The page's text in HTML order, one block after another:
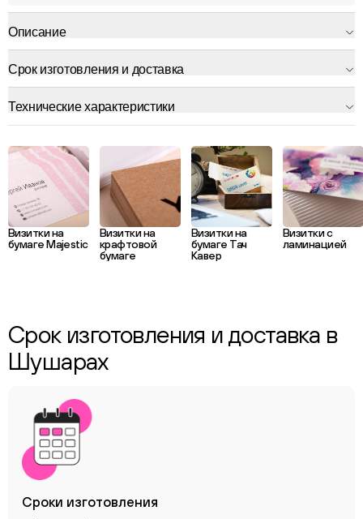
Описание
Срок изготовления и доставка
Технические характеристики
Визитки на
бумаге Majestic
Визитки на
крафтовой
бумаге
Визитки на
бумаге Тач
Кавер
Визитки с
ламинацией
Срок изготовления и доставка в
Шушарах
Сроки изготовления